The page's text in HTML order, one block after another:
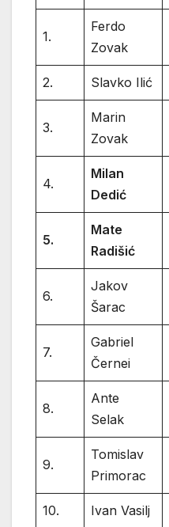
1.
Ferdo
Zovak
2. Slavko Ilić
3.
Marin
Zovak
4.
Milan
Dedić
5.
Mate
Radišić
6.
Jakov
Šarac
7.
Gabriel
Černei
8.
Ante
Selak
9.
Tomislav
Primorac
10. Ivan Vasilj